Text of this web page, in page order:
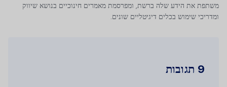
משתפת את הידע שלה ברשת, ומפרסמת מאמרים חינוכיים בנושא שיווק
ומדריכי שימוש בכלים דיגיטליים שונים.
9 תגובות